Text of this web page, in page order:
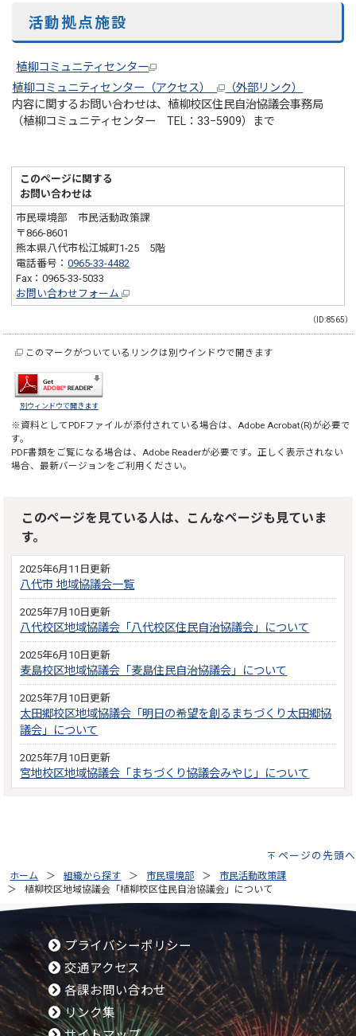
活動拠点施設
植柳コミュニティセンター
植柳コミュニティセンター（アクセス）
（外部リンク）
内容に関するお問い合わせは、植柳校区住民自治協議会事務局
（植柳コミュニティセンター TEL：33−5909）まで
このページに関する
お問い合わせは
市民環境部 市民活動政策課
〒866-8601
熊本県八代市松江城町1-25 5階
電話番号：0965-33-4482
Fax：0965-33-5033
お問い合わせフォーム
（ID:8565）
このマークがついているリンクは別ウインドウで開きます
別ウィンドウで開きます
※資料としてPDFファイルが添付されている場合は、 Adobe Acrobat(R)が必要で
す。
PDF書類をご覧になる場合は、 Adobe Readerが必要です。正しく表示されない
場合、最新バージョンをご利用ください。
このページを見ている人は、こんなページも見ていま
す。
2025年6月11日更新
八代市 地域協議会一覧
2025年7月10日更新
八代校区地域協議会「八代校区住民自治協議会」について
2025年6月10日更新
麦島校区地域協議会「麦島住民自治協議会」について
2025年7月10日更新
太田郷校区地域協議会「明日の希望を創るまちづくり太田郷協
議会」について
2025年7月10日更新
宮地校区地域協議会「まちづくり協議会みやじ」について
ページの先頭へ
ホーム 組織から探す 市民環境部
市民活動政策課
植柳校区地域協議会「植柳校区住民自治協議会」について
プライバシーポリシー
交通アクセス
各課お問い合わせ
リンク集